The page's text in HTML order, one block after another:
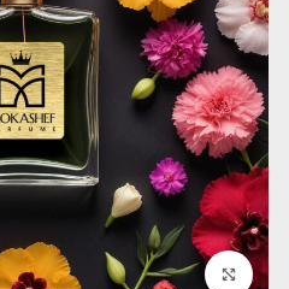
بزرگنمایی تصویر